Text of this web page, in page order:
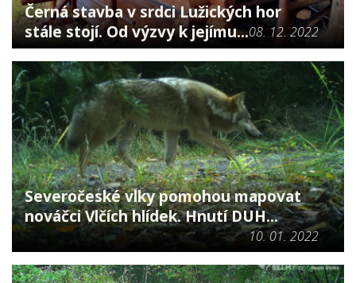
Černá stavba v srdci Lužických hor
stále stojí. Od výzvy k jejímu...08. 12. 2022
Severočeské vlky pomohou mapovat
nováčci Vlčích hlídek. Hnutí DUH...
10. 01. 2022